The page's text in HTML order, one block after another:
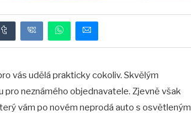
vás udělá prakticky cokoliv. Skvělým
pro neznámého objednavatele. Zjevně však
vám po novém neprodá auto s osvětleným